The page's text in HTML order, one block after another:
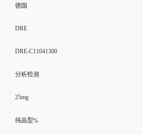
德国
DRE
DRE-C11041300
分析检测
25mg
纯品型%